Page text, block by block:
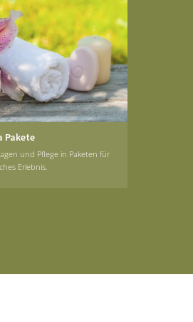
Pakete
und Pflege in Paketen für
Erlebnis.